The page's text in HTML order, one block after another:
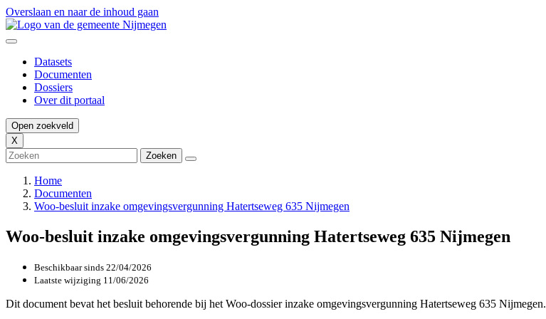
Overslaan en naar de inhoud gaan
Datasets
Documenten
Dossiers
Over dit portaal
Open zoekveld
X
Home
Documenten
Woo-besluit inzake omgevingsvergunning Hatertseweg 635 Nijmegen
Woo-besluit inzake omgevingsvergunning Hatertseweg 635 Nijmegen
Beschikbaar sinds 22/04/2026
Laatste wijziging 11/06/2026
Dit document bevat het besluit behorende bij het Woo-dossier inzake omgevingsvergunning Hatertseweg 635 Nijmegen.